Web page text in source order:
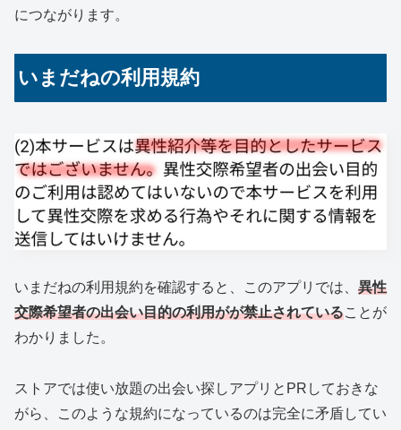
につながります。
いまだねの利用規約
いまだねの利用規約を確認すると、このアプリでは、 異性
交際希望者の出会い目的の利用がが禁止されていることが
わかりました。
ストアでは使い放題の出会い探しアプリとPRしておきな
がら、このような規約になっているのは完全に矛盾してい